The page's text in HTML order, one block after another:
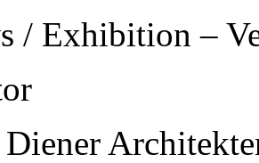
/ Exhibition –